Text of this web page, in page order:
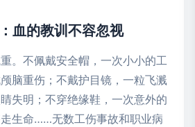
血的教训不容忽视
。不佩戴安全帽，一次小小的工
脑重伤；不戴护目镜，一粒飞溅
失明；不穿绝缘鞋，一次意外的
生命……无数工伤事故和职业病